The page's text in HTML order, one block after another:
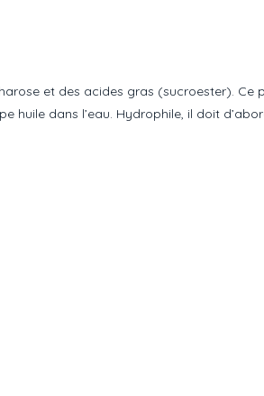
et des acides gras (sucroester).
dans l’eau. Hydrophile, il doit